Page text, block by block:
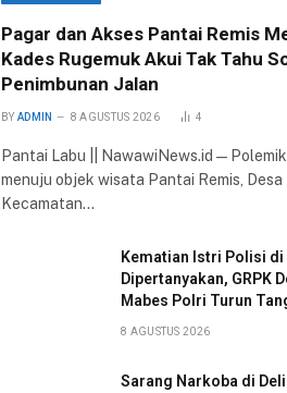
Pagar dan Akses Pantai Remis
Kades Rugemuk Akui Tak Tahu
Penimbunan Jalan
BY ADMIN 8 AGUSTUS 2026 4
Pantai Labu || NawawiNews.id —
menuju objek wisata Pantai Remis, Desa
Kecamatan…
Kematian Istri Polisi di
Dipertanyakan, GRPK
Mabes Polri Turun
8 AGUSTUS 2026
Sarang Narkoba di